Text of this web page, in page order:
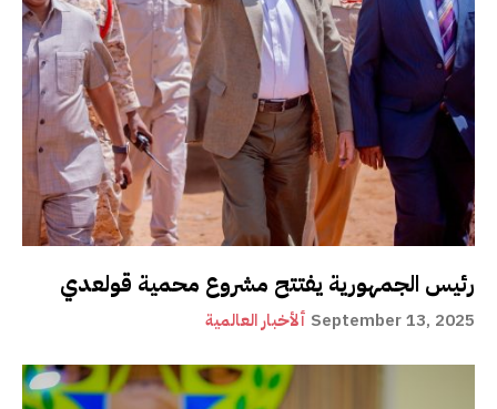
رئيس الجمهورية يفتتح مشروع محمية قولعدي
ألأخبار العالمية September 13, 2025